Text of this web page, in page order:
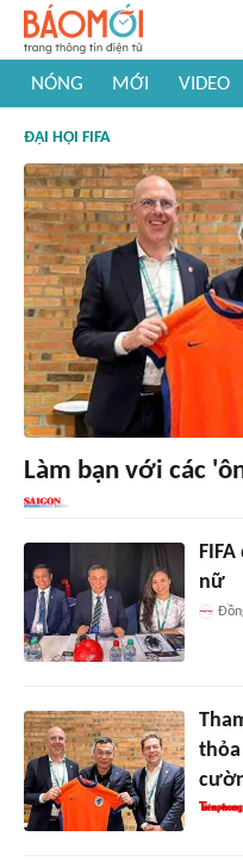
NÓNG MỚI VIDEO
#Khám phá thế giới
ĐẠI HỘI FIFA
Làm bạn với các
nữ